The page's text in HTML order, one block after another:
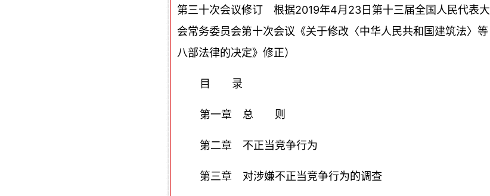
第三十次会议修订 根据2019年4月23日第十三届全国人民代表大
会常务委员会第十次会议《关于修改〈中华人民共和国建筑法〉等
八部法律的决定》修正）
目 录
第一章 总 则
第二章 不正当竞争行为
第三章 对涉嫌不正当竞争行为的调查